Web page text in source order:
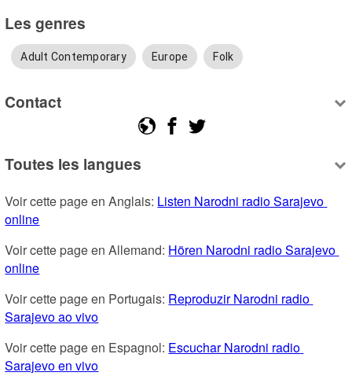
Les genres
Adult Contemporary Europe Folk
Contact
Toutes les langues
Voir cette page en Anglais: Listen Narodni radio Sarajevo
online
Voir cette page en Allemand: Hören Narodni radio Sarajevo
online
Voir cette page en Portugais: Reproduzir Narodni radio
Sarajevo ao vivo
Voir cette page en Espagnol: Escuchar Narodni radio
Sarajevo en vivo